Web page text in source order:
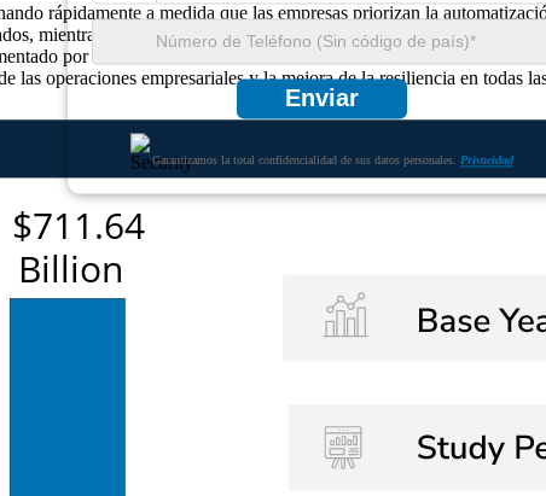
Enviar
Garantizamos la total confidencialidad de sus datos personales. Privacidad
rápidamente a medida que las empresas priorizan la
mientras que el 55 % está adoptando soluciones de nube híbrida
por un aumento del 45 % en el uso de análisis avanzados. La
las operaciones empresariales y la mejora de la resiliencia en todas